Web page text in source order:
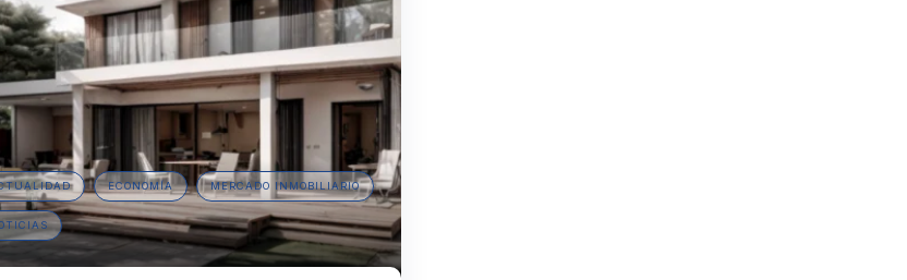
ECONOMÍA MERCADO INMOBILIARIO